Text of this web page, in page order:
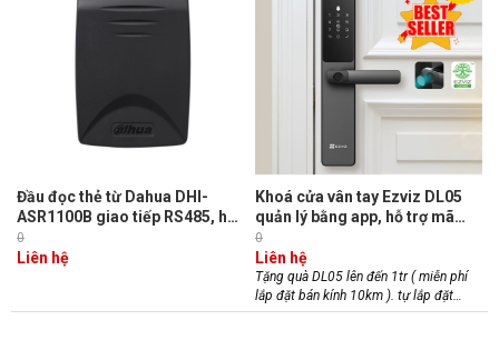
Đầu đọc thẻ từ Dahua DHI-
ASR1100B giao tiếp RS485, hỗ
trợ mifare 13.56MHz
0
Liên hệ
Khoá cửa vân tay Ezviz DL05
quản lý bằng app, hỗ trợ mã
chống nhìn trộm, khoá an toan
trẻ em, báo động chống phá
hoại
0
Liên hệ
Tặng quà DL05 lên đến 1tr ( miễn phí
lắp đặt bán kính 10km ). tự lắp đặt
giảm 300K